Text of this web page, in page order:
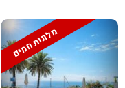
מלונות חמים